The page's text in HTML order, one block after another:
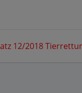
12/2018